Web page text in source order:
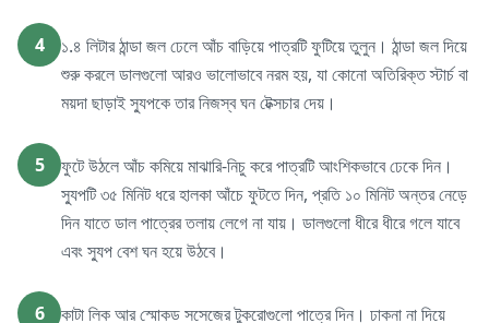
4
১.৪ লিটার ঠান্ডা জল ঢেলে আঁচ বাড়িয়ে পাত্রটি ফুটিয়ে তুলুন। ঠান্ডা জল দিয়ে
শুরু করলে ডালগুলো আরও ভালোভাবে নরম হয়, যা কোনো অতিরিক্ত স্টার্চ বা
ময়দা ছাড়াই স্যুপকে তার নিজস্ব ঘন টেক্সচার দেয়।
5
ফুটে উঠলে আঁচ কমিয়ে মাঝারি-নিচু করে পাত্রটি আংশিকভাবে ঢেকে দিন।
স্যুপটি ৩৫ মিনিট ধরে হালকা আঁচে ফুটতে দিন, প্রতি ১০ মিনিট অন্তর নেড়ে
দিন যাতে ডাল পাত্রের তলায় লেগে না যায়। ডালগুলো ধীরে ধীরে গলে যাবে
এবং স্যুপ বেশ ঘন হয়ে উঠবে।
6
কাটা লিক আর স্মোকড সসেজের টুকরোগুলো পাত্রে দিন। ঢাকনা না দিয়ে